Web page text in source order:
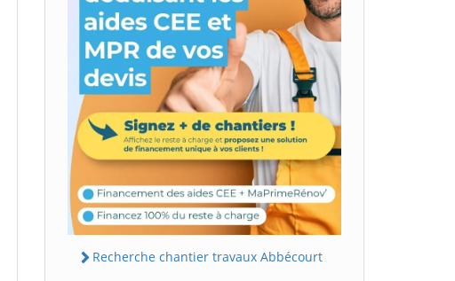
Recherche chantier travaux Abbécourt